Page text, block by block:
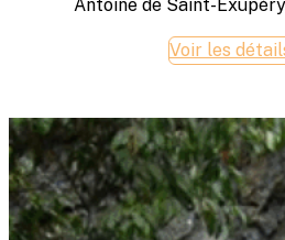
Antoine de Saint-
Voir les